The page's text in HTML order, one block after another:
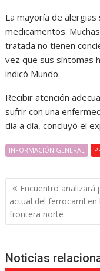
La mayoría de
medicamentos.
tratada no tienen
vez que sus síntomas
indicó Mundo.
Recibir atención
sufrir con una
día a día, concluyó el
INFORMACIÓN GENERAL
Navegación
de
entradas
Encuentro analizará
actual del ferrocarril en
frontera norte
Noticias